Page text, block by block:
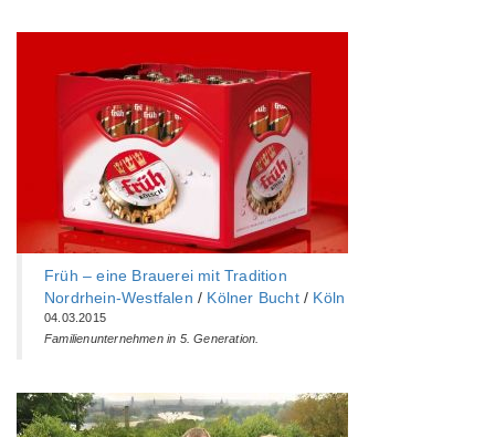
Früh – eine Brauerei mit Tradition
Nordrhein-Westfalen / Kölner Bucht/ Köln
04.03.2015
Familienunternehmen in 5. Generation.